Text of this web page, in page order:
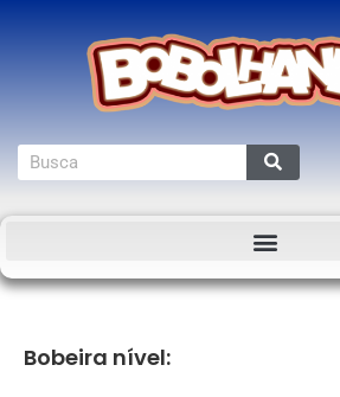
Bobeira nível: